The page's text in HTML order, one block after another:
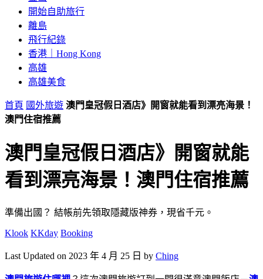
開始自助旅行
離島
飛行紀錄
香港｜Hong Kong
高雄
高雄美食
首頁 國外旅遊 澳門皇冠假日酒店》開窗就能看到漂亮海景！
澳門住宿推薦
澳門皇冠假日酒店》開窗就能
看到漂亮海景！澳門住宿推薦
準備出國？ 結帳前先領取隱藏版神券，現省千元。
Klook KKday Booking
Last Updated on 2023 年 4 月 25 日 by Ching